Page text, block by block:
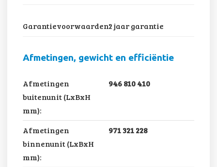
Garantievoorwaarden:2 jaar garantie
Afmetingen, gewicht en efficiëntie
Afmetingen
buitenunit (LxBxH
mm):
946 810 410
Afmetingen
binnenunit (LxBxH
mm):
971 321 228